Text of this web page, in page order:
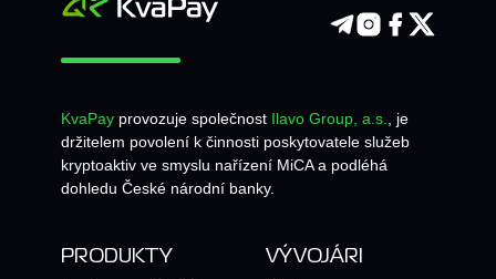
KvaPay provozuje společnost Ilavo Group, a.s., je
držitelem povolení k činnosti poskytovatele služeb
kryptoaktiv ve smyslu nařízení MiCA a podléhá
dohledu České národní banky.
PRODUKTY
VÝVOJÁRI